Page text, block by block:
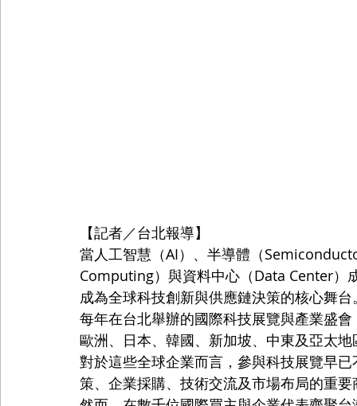
【記者／台北報導】
當人工智慧（AI）、半導體（
Computing）與資料中心（Data Center）
成為全球科技創新與供應鏈決策的核心舞台
每年在台北舉辦的國際科技展覽與產業盛
歐洲、日本、韓國、新加坡、中東及亞太
對於這些全球企業而言，參與科技展覽早
策、企業採購、技術交流及市場布局的重